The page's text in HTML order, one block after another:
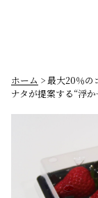
ホーム > 最大20％の
ナタが提案する“浮